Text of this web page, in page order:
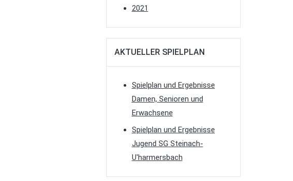
2021
AKTUELLER SPIELPLAN
Spielplan und Ergebnisse
Damen, Senioren und
Erwachsene
Spielplan und Ergebnisse
Jugend SG Steinach-
U'harmersbach